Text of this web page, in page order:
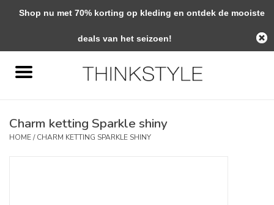
0 Artikelen - €0,00
Woondecoratie
Charm ketting Sparkle shiny
HOME/CHARM KETTING SPARKLE SHINY
Shop nu met 70% korting op kleding en ontdek de mooiste
deals van het seizoen!